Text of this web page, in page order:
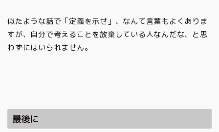
似たような話で「定義を示せ」、なんて言葉もよくありま
すが、自分で考えることを放棄している人なんだな、と思
わずにはいられません。
最後に